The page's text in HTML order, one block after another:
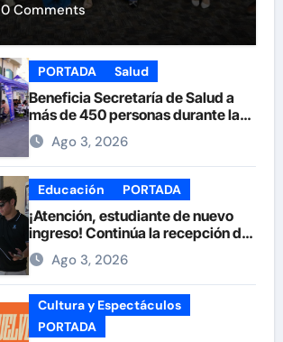
0 Comments
PORTADA Salud
Beneficia Secretaría de Salud a
más de 450 personas durante la
Feria de la Salud en la Plaza de
ArmasAgo 3, 2026
Educación PORTADA
¡Atención, estudiante de nuevo
ingreso! Continúa la recepción de
documentos en la UACH.
Ago 3, 2026
Cultura y Espectáculos
PORTADA